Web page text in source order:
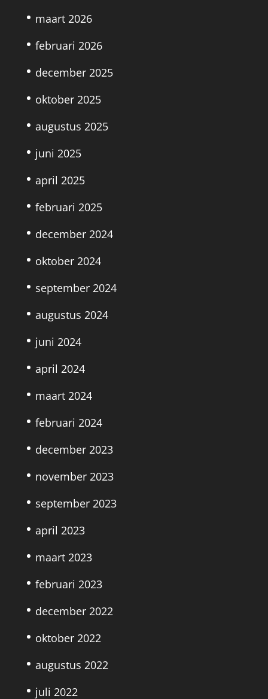
maart 2026
februari 2026
december 2025
oktober 2025
augustus 2025
juni 2025
april 2025
februari 2025
december 2024
oktober 2024
september 2024
augustus 2024
juni 2024
april 2024
maart 2024
februari 2024
december 2023
november 2023
september 2023
april 2023
maart 2023
februari 2023
december 2022
oktober 2022
augustus 2022
juli 2022